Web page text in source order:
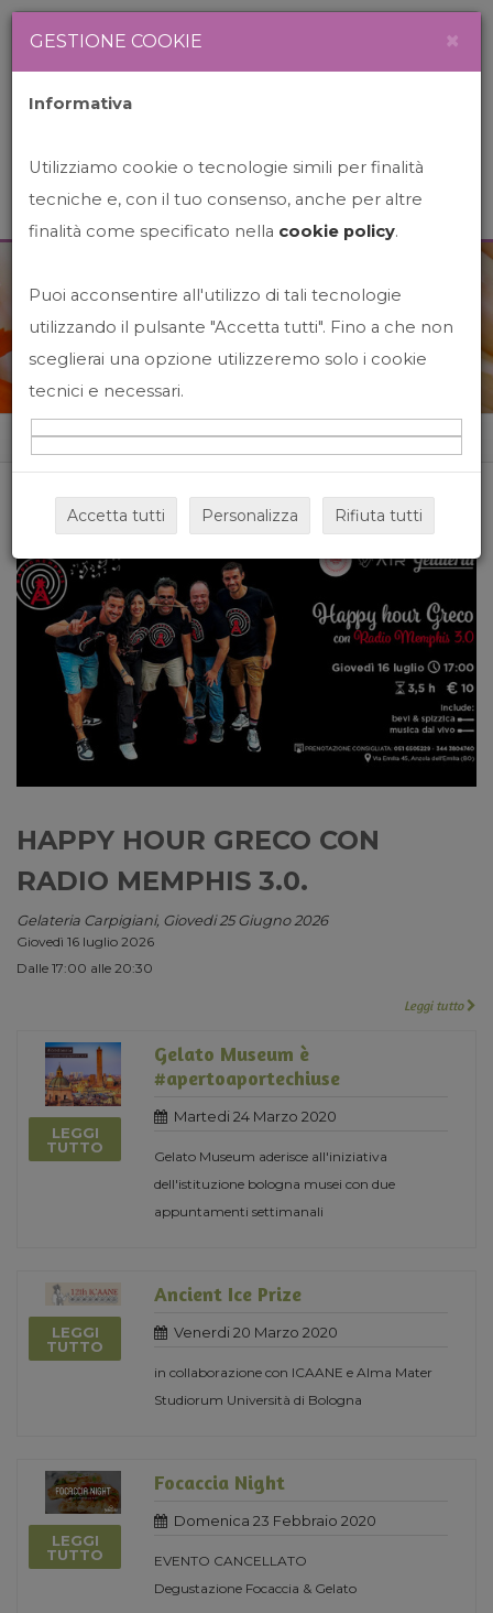
News&Events
Home News&events
HAPPY HOUR GRECO CON
RADIO MEMPHIS 3.0.
Gelateria Carpigiani, Giovedi 25 Giugno 2026
Giovedì 16 luglio 2026
Dalle 17:00 alle 20:30
Leggi tutto
LEGGI
TUTTO
Gelato Museum è
#apertoaportechiuse
Martedi 24 Marzo 2020
Gelato Museum aderisce all'iniziativa
dell'istituzione bologna musei con due
appuntamenti settimanali
LEGGI
TUTTO
Ancient Ice Prize
Venerdi 20 Marzo 2020
in collaborazione con ICAANE e Alma Mater
Studiorum Università di Bologna
LEGGI
TUTTO
Focaccia Night
Domenica 23 Febbraio 2020
EVENTO CANCELLATO
Degustazione Focaccia & Gelato
GESTIONE COOKIE ×
Informativa
Utilizziamo cookie o tecnologie simili per finalità
tecniche e, con il tuo consenso, anche per altre
finalità come specificato nella cookie policy.
Puoi acconsentire all'utilizzo di tali tecnologie
utilizzando il pulsante "Accetta tutti". Fino a che non
sceglierai una opzione utilizzeremo solo i cookie
tecnici e necessari.
Accetta tutti Personalizza Rifiuta tutti